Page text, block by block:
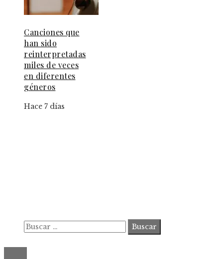
Canciones que
han sido
reinterpretadas
miles de veces
en diferentes
géneros
Hace 7 días
Buscar: